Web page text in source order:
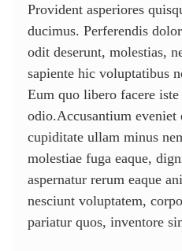
Provident asperiores
ducimus. Perferendis
odit deserunt, molestias,
sapiente hic voluptatibus
Eum quo libero facere
odio.Accusantium eveniet
cupiditate ullam minus
molestiae fuga eaque,
aspernatur rerum eaque
nesciunt voluptatem,
pariatur quos, inventore